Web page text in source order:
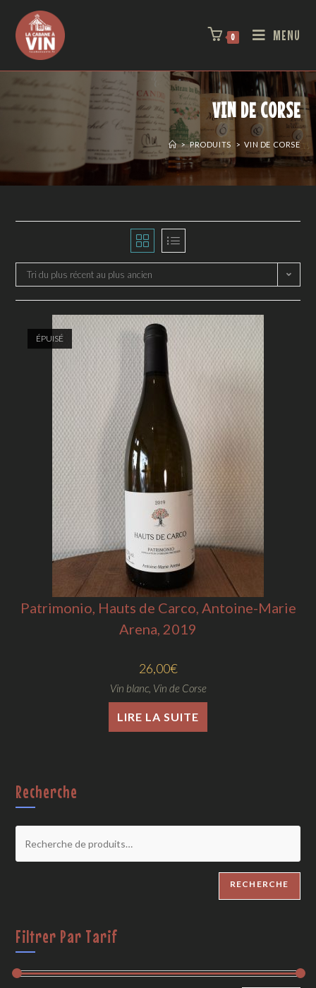
0 MENU
VIN DE CORSE
> PRODUITS > VIN DE CORSE
Tri du plus récent au plus ancien
ÉPUISÉ
Patrimonio, Hauts de Carco, Antoine-Marie
Arena, 2019
26,00€
Vin blanc, Vin de Corse
LIRE LA SUITE
Recherche
RECHERCHE
Filtrer Par Tarif